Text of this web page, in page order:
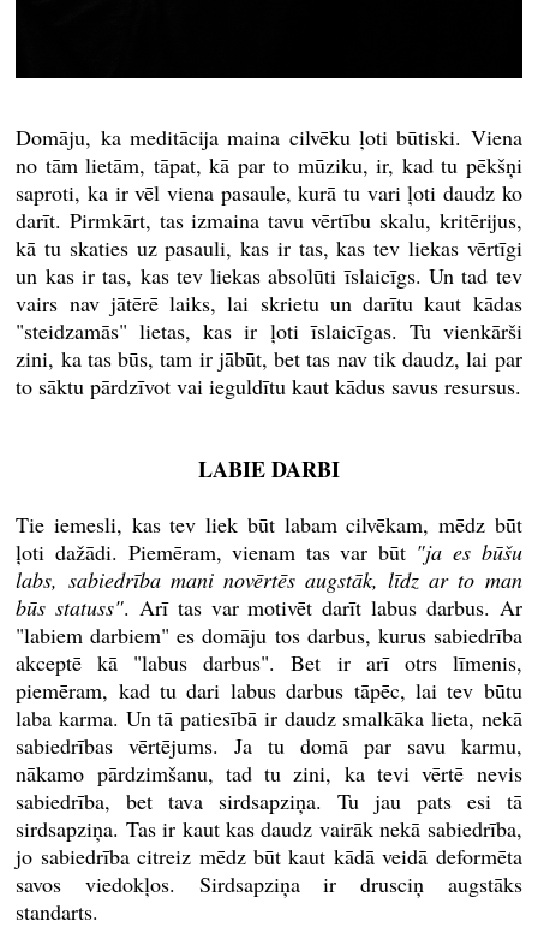
Domāju, ka meditācija maina cilvēku ļoti būtiski. Viena
no tām lietām, tāpat, kā par to mūziku, ir, kad tu pēkšņi
saproti, ka ir vēl viena pasaule, kurā tu vari ļoti daudz ko
darīt. Pirmkārt, tas izmaina tavu vērtību skalu, kritērijus,
kā tu skaties uz pasauli, kas ir tas, kas tev liekas vērtīgi
un kas ir tas, kas tev liekas absolūti īslaicīgs. Un tad tev
vairs nav jātērē laiks, lai skrietu un darītu kaut kādas
"steidzamās" lietas, kas ir ļoti īslaicīgas. Tu vienkārši
zini, ka tas būs, tam ir jābūt, bet tas nav tik daudz, lai par
to sāktu pārdzīvot vai ieguldītu kaut kādus savus resursus.
LABIE DARBI
Tie iemesli, kas tev liek būt labam cilvēkam, mēdz būt
ļoti dažādi. Piemēram, vienam tas var būt "ja es būšu
labs, sabiedrība mani novērtēs augstāk, līdz ar to man
būs statuss". Arī tas var motivēt darīt labus darbus. Ar
"labiem darbiem" es domāju tos darbus, kurus sabiedrība
akceptē kā "labus darbus". Bet ir arī otrs līmenis,
piemēram, kad tu dari labus darbus tāpēc, lai tev būtu
laba karma. Un tā patiesībā ir daudz smalkāka lieta, nekā
sabiedrības vērtējums. Ja tu domā par savu karmu,
nākamo pārdzimšanu, tad tu zini, ka tevi vērtē nevis
sabiedrība, bet tava sirdsapziņa. Tu jau pats esi tā
sirdsapziņa. Tas ir kaut kas daudz vairāk nekā sabiedrība,
jo sabiedrība citreiz mēdz būt kaut kādā veidā deformēta
savos viedokļos. Sirdsapziņa ir drusciņ augstāks
standarts.